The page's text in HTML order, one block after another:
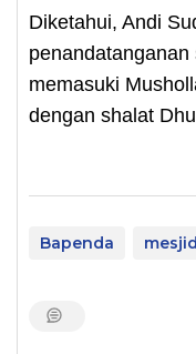
Diketahui, Andi
memasuki
dengan shalat
Bapenda mesjid